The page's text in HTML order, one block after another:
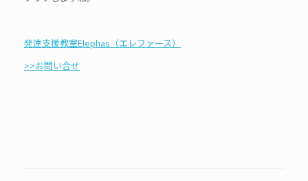
発達支援教室Elephas（エレファース）
>>お問い合せ